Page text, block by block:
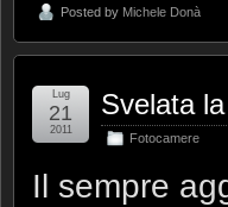
Posted by Michele Donà
Svelata
Fotocamere
Lug
21
2011
Il sempre